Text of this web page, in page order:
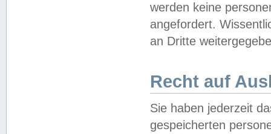
werden keine
angefordert.
an Dritte
Recht auf
Sie haben jederzeit
gespeicherten